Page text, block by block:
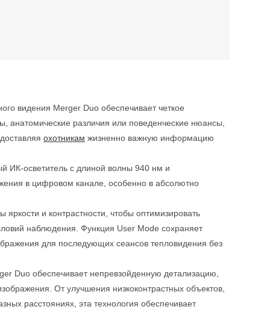
видения Merger Duo обеспечивает четкое
анатомические различия или поведенческие нюансы,
охотникам жизненно важную информацию
ИК-осветитель с длиной волны 940 нм и
в цифровом канале, особенно в абсолютно
и контрастности, чтобы оптимизировать
наблюдения. Функция User Mode сохраняет
для последующих сеансов тепловидения без
Duo обеспечивает непревзойденную детализацию,
От улучшения низкоконтрастных объектов,
расстояниях, эта технология обеспечивает